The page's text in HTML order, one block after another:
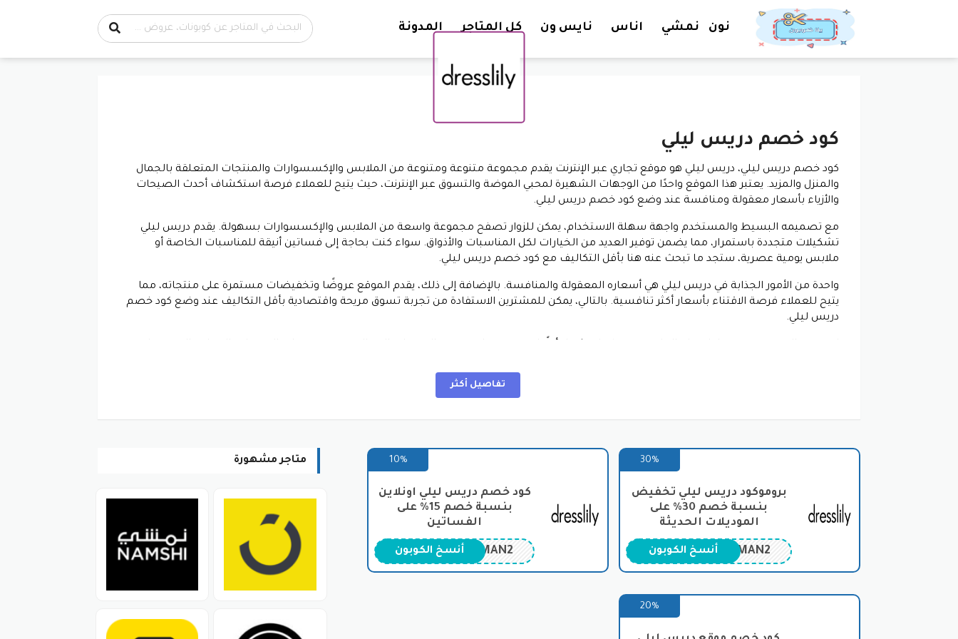
نون نمشي اناس نايس ون كل المتاجر المدونة
كود خصم دريس ليلي
كود خصم دريس ليلي، دريس ليلي هو موقع تجاري عبر الإنترنت يقدم مجموعة متنوعة ومتنوعة من الملابس والإكسسوارات والمنتجات المتعلقة بالجمال
والمنزل والمزيد. يعتبر هذا الموقع واحدًا من الوجهات الشهيرة لمحبي الموضة والتسوق عبر الإنترنت، حيث يتيح للعملاء فرصة استكشاف أحدث الصيحات
والأزياء بأسعار معقولة ومنافسة عند وضع كود خصم دريس ليلي.
مع تصميمه البسيط والمستخدم واجهة سهلة الاستخدام، يمكن للزوار تصفح مجموعة واسعة من الملابس والإكسسوارات بسهولة. يقدم دريس ليلي
تشكيلات متجددة باستمرار، مما يضمن توفير العديد من الخيارات لكل المناسبات والأذواق. سواء كنت بحاجة إلى فساتين أنيقة للمناسبات الخاصة أو
ملابس يومية عصرية، ستجد ما تبحث عنه هنا بأقل التكاليف مع كود خصم دريس ليلي.
واحدة من الأمور الجذابة في دريس ليلي هي أسعاره المعقولة والمنافسة. بالإضافة إلى ذلك، يقدم الموقع عروضًا وتخفيضات مستمرة على منتجاته، مما
يتيح للعملاء فرصة الاقتناء بأسعار أكثر تنافسية. بالتالي، يمكن للمشترين الاستفادة من تجربة تسوق مريحة واقتصادية بأقل التكاليف عند وضع كود خصم
دريس ليلي.
من الجدير بالذكر أن دريس ليلي يقدم خدمة شحن دولية، مما يتيح للزبائن في مختلف أنحاء العالم الاستفادة من منتجاته. بالإضافة إلى ذلك، يوفر الموقع دعمًا
كوبون خصم دريس ليلي علي الازياء والملابس النسائية.
أقسام التسوق في موقع دريس ليلي
في عصرنا الحالي الذي يشهد تطورًا هائلاً في مجال التجارة الإلكترونية، أصبح التسوق عبر الإنترنت جزءًا لا يتجزأ من حياتنا اليومية. يبحث المستهلكون باستمرار
عن منصات موثوقة تقدم تجربة تسوق ممتعة ومتنوعة، ومن بين هذه المنصات الإلكترونية الرائعة يأتي موقع DressLily كواحد من أهم الوجهات التي توفر
تجربة تسوق استثنائية. يقدم DressLily مجموعة مذهلة من الملابس والإكسسوارات والمنتجات المتنوعة بأسعار معقولة تجعل من التسوق عبر الإنترنت
متعة حقيقية من خلال استعمال
كود خصم دريس ليلي . لنلق نظرة على أقسام التسوق المثيرة المتاحة على موقع DressLily:
كود خصم دريس ليلي.
الرجال: يتيح هذا القسم للرجال الوصول إلى مجموعة متنوعة من الملابس الرجالية، بما في ذلك القمصان، والبنطلونات، والجاكيتات، والملابس الرياضية،
تفاصيل أكثر
30%
بروموكود دريس ليلي تخفيض
بنسبة خصم 30% على
الموديلات الحديثة
MAN2 أنسخ الكوبون
10%
كود خصم دريس ليلي اونلاين
بنسبة خصم 15% على
الفساتين
MAN2 أنسخ الكوبون
20%
متاجر مشهورة